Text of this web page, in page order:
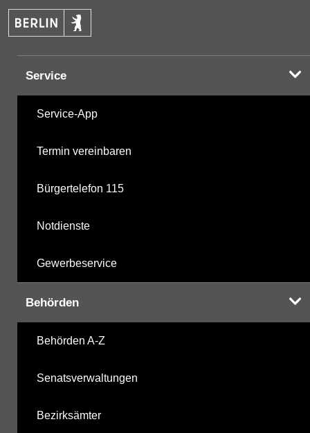
Desktopversion der Website
Service
Service-App
Termin vereinbaren
Bürgertelefon 115
Notdienste
Gewerbeservice
Behörden
Behörden A-Z
Senatsverwaltungen
Bezirksämter